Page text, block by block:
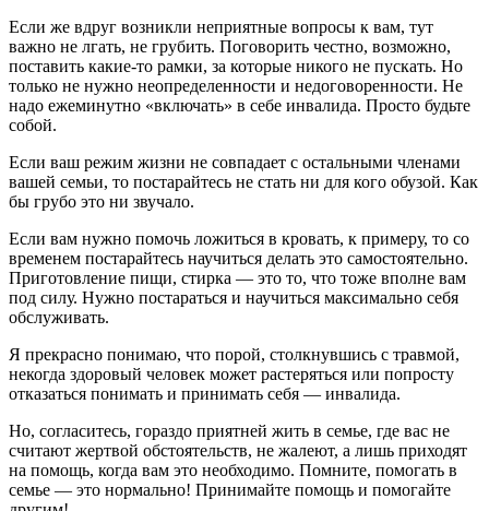
Если же вдруг возникли неприятные вопросы к вам, тут
важно не лгать, не грубить. Поговорить честно, возможно,
поставить какие-то рамки, за которые никого не пускать. Но
только не нужно неопределенности и недоговоренности. Не
надо ежеминутно «включать» в себе инвалида. Просто будьте
собой.
Если ваш режим жизни не совпадает с остальными членами
вашей семьи, то постарайтесь не стать ни для кого обузой. Как
бы грубо это ни звучало.
Если вам нужно помочь ложиться в кровать, к примеру, то со
временем постарайтесь научиться делать это самостоятельно.
Приготовление пищи, стирка — это то, что тоже вполне вам
под силу. Нужно постараться и научиться максимально себя
обслуживать.
Я прекрасно понимаю, что порой, столкнувшись с травмой,
некогда здоровый человек может растеряться или попросту
отказаться понимать и принимать себя — инвалида.
Но, согласитесь, гораздо приятней жить в семье, где вас не
считают жертвой обстоятельств, не жалеют, а лишь приходят
на помощь, когда вам это необходимо. Помните, помогать в
семье — это нормально! Принимайте помощь и помогайте